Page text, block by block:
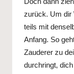
zurück. Um dir
teils mit
Anfang. So
Zauderer zu
durchringt,